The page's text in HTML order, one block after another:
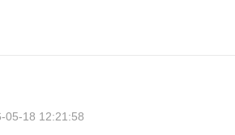
05-18 12:21:58